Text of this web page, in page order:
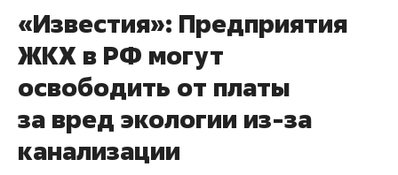
«Известия»: Предприятия
ЖКХ в РФ могут
освободить от платы
за вред экологии из-за
канализации